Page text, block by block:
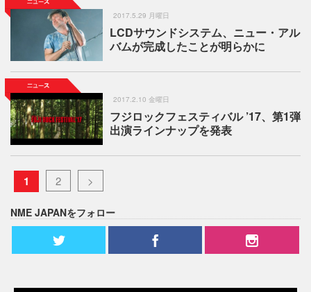
2017.5.29 月曜日
LCDサウンドシステム、ニュー・アル
バムが完成したことが明らかに
2017.2.10 金曜日
フジロックフェスティバル ’17、第1弾
出演ラインナップを発表
1 2 >
NME JAPANをフォロー